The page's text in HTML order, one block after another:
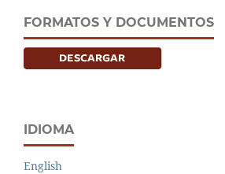
FORMATOS Y DOCUMENTOS
IDIOMA
English